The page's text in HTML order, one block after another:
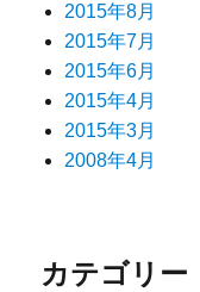
2015年8月
2015年7月
2015年6月
2015年4月
2015年3月
2008年4月
カテゴリー